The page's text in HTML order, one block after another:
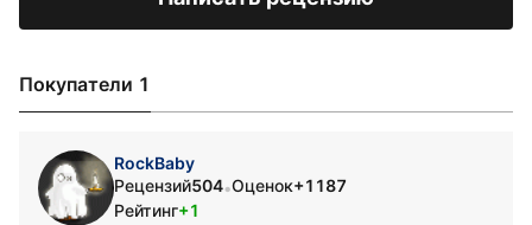
Покупатели 1
RockBaby
Рецензий504•Оценок+1187
Рейтинг+1